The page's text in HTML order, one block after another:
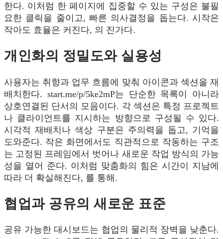
한다. 이처럼 한 페이지에 집중할 수 있는 구성은 불필
요한 클릭을 줄이고, 빠른 의사결정을 돕는다. 시작은
작아도 효율은 커진다, 의 진가다.
개인화의 정밀도와 실용성
사용자는 취향과 업무 흐름에 맞춰 아이콘과 섹션을 재
배치한다. start.me/p/5ke2mP는 단순한 목록이 아니라
상호연결된 단서의 모음이다. 각 섹션은 특정 프로젝트
나 클라이언트를 지시하는 방향으로 구성될 수 있다.
시각적 재배치나 색상 구분은 주의력을 돕고, 기억을
도와준다. 작은 화면에서도 직관적으로 작동하는 구조
는 고정된 프레임에서 벗어나 새로운 작업 방식의 가능
성을 열어 준다. 이처럼 맞춤화의 힘은 시간이 지남에
따라 더 확실해진다, 를 통해.
협업과 공유의 새로운 표준
공유 가능한 대시보드는 협업의 물리적 장벽을 낮춘다.